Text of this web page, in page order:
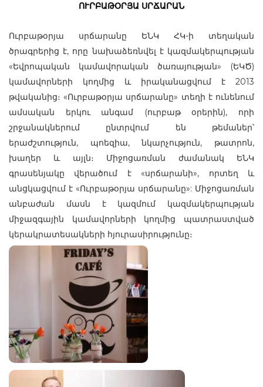
ՈՒՐԲԱԹՕՐՅԱ ՍՐՃԱՐԱՆ
Ուրբաթօրյա սրճարանը ԵՆԿ ՀԿ-ի տեղական
ծրագրերից է, որը նախաձեռնվել է կազմակերպության
«Եվրոպական կամավորական ծառայության» (ԵԿԾ)
կամավորների կողմից և իրականացվում է 2013
թվականից։ «Ուրբաթօրյա սրճարանը» տեղի է ունենում
ամսական երկու անգամ (ուրբաթ օրերին), որի
շրջանակներում ընտրվում են թեմաներ՝
երաժշտություն, պոեզիա, նկարչություն, թատրոն,
խաղեր և այլն։ Միջոցառման ժամանակ ԵՆԿ
գրասենյակը վերածում է «սրճարանի», որտեղ և
անցկացվում է «Ուրբաթօրյա սրճարանը»: Միջոցառման
անբաժան մասն է կազմում կազմակերպության
միջազգային կամավորների կողմից պատրաստված
կերակրատեսակների հյուրասիրությունը։